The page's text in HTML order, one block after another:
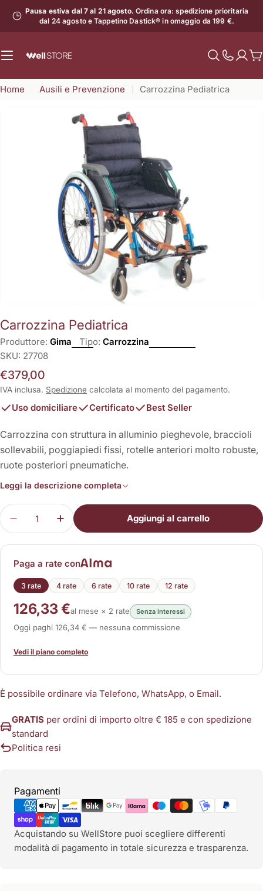
contenuto
Pausa estiva dal 7 al 21 agosto. Ordina ora: spedizione prioritaria
dal 24 agosto e Tappetino Dastick® in omaggio da 199 €.
il
Home Ausili e Prevenzione Carrozzina Pediatrica
Apri supporto 0 in modalità modale
Carrozzina Pediatrica
Produttore: Gima Tipo: Carrozzina
SKU: 27708
Prezzo
normale
€379,00
IVA inclusa. Spedizione calcolata al momento del pagamento.
Uso domiciliare Certificato Best Seller
Carrozzina con struttura in alluminio pieghevole, braccioli
sollevabili, poggiapiedi fissi, rotelle anteriori molto robuste,
ruote posteriori pneumatiche.
Leggi la descrizione completa
Quantità
Diminuisci la quantità per Carrozzina Pediatrica
Aumenta la quantità per Carrozzina
Aggiungi al carrello
Paga a rate con
3 rate 4 rate 6 rate 10 rate 12 rate
126,33 €al mese × 2 rate Senza interessi
Oggi paghi 126,34 € — nessuna commissione
Vedi il piano completo
È possibile ordinare via Telefono, WhatsApp, o Email.
GRATIS per ordini di importo oltre € 185 e con spedizione
standard
Politica resi
Pagamenti
Metodi
di
pagamento
Acquistando su WellStore puoi scegliere differenti
modalità di pagamento in totale sicurezza e trasparenza.